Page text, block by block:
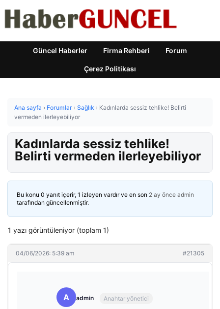
Güncel Haberler Firma Rehberi Forum
Çerez Politikası
Ana sayfa › Forumlar › Sağlık › Kadınlarda sessiz tehlike! Belirti
vermeden ilerleyebiliyor
Kadınlarda sessiz tehlike!
Belirti vermeden ilerleyebiliyor
Bu konu 0 yanıt içerir, 1 izleyen vardır ve en son 2 ay önce admin
tarafından güncellenmiştir.
1 yazı görüntüleniyor (toplam 1)
04/06/2026: 5:39 am #21305
A admin Anahtar yönetici